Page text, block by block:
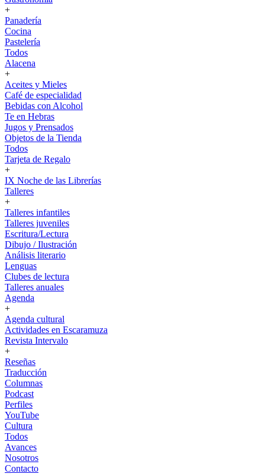
+
Panadería
Cocina
Pastelería
Todos
Alacena
+
Aceites y Mieles
Café de especialidad
Bebidas con Alcohol
Te en Hebras
Jugos y Prensados
Objetos de la Tienda
Todos
Tarjeta de Regalo
+
IX Noche de las Librerías
Talleres
+
Talleres infantiles
Talleres juveniles
Escritura/Lectura
Dibujo / Ilustración
Análisis literario
Lenguas
Clubes de lectura
Talleres anuales
Agenda
+
Agenda cultural
Actividades en Escaramuza
Revista Intervalo
+
Reseñas
Traducción
Columnas
Podcast
Perfiles
YouTube
Cultura
Todos
Avances
Nosotros
Contacto